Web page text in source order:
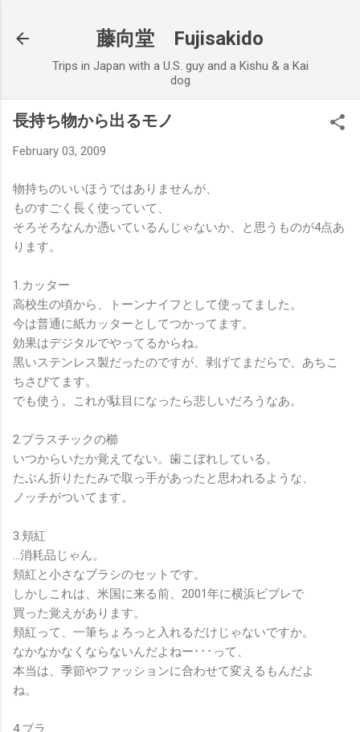
藤向堂 Fujisakido
Trips in Japan with a U.S. guy and a Kishu & a Kai
dog
長持ち物から出るモノ
February 03, 2009
物持ちのいいほうではありませんが、
ものすごく長く使っていて、
そろそろなんか憑いているんじゃないか、と思うものが4点あ
ります。
1.カッター
高校生の頃から、トーンナイフとして使ってました。
今は普通に紙カッターとしてつかってます。
効果はデジタルでやってるからね。
黒いステンレス製だったのですが、剥げてまだらで、あちこ
ちさびてます。
でも使う。これが駄目になったら悲しいだろうなあ。
2.プラスチックの櫛
いつからいたか覚えてない。歯こぼれしている。
たぶん折りたたみで取っ手があったと思われるような、
ノッチがついてます。
3.頬紅
…消耗品じゃん。
頬紅と小さなブラシのセットです。
しかしこれは、米国に来る前、2001年に横浜ビブレで
買った覚えがあります。
頬紅って、一筆ちょろっと入れるだけじゃないですか。
なかなかなくならないんだよねー･･･って、
本当は、季節やファッションに合わせて変えるもんだよ
ね。
4.ブラ